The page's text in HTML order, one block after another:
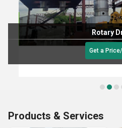
Rotary
Get a
Products & Services